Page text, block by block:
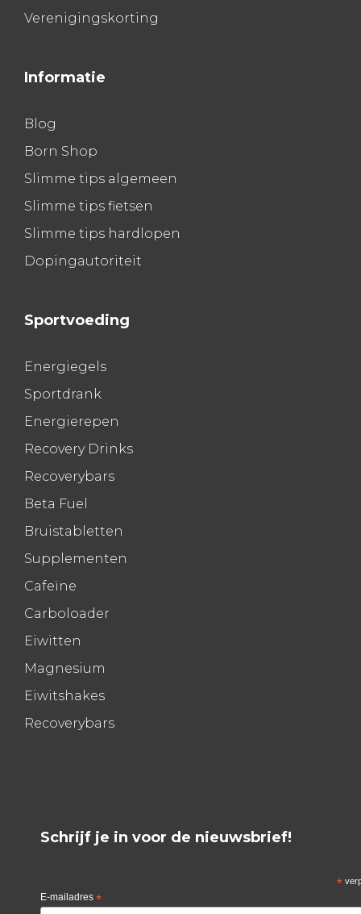
Verenigingskorting
Informatie
Blog
Born Shop
Slimme tips algemeen
Slimme tips fietsen
Slimme tips hardlopen
Dopingautoriteit
Sportvoeding
Energiegels
Sportdrank
Energierepen
Recovery Drinks
Recoverybars
Beta Fuel
Bruistabletten
Supplementen
Cafeïne
Carboloader
Eiwitten
Magnesium
Eiwitshakes
Recoverybars
Schrijf je in voor de nieuwsbrief!
*
E-mailadres *